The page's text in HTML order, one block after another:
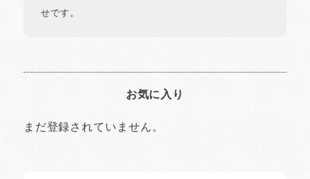
せです。
お気に入り
まだ登録されていません。